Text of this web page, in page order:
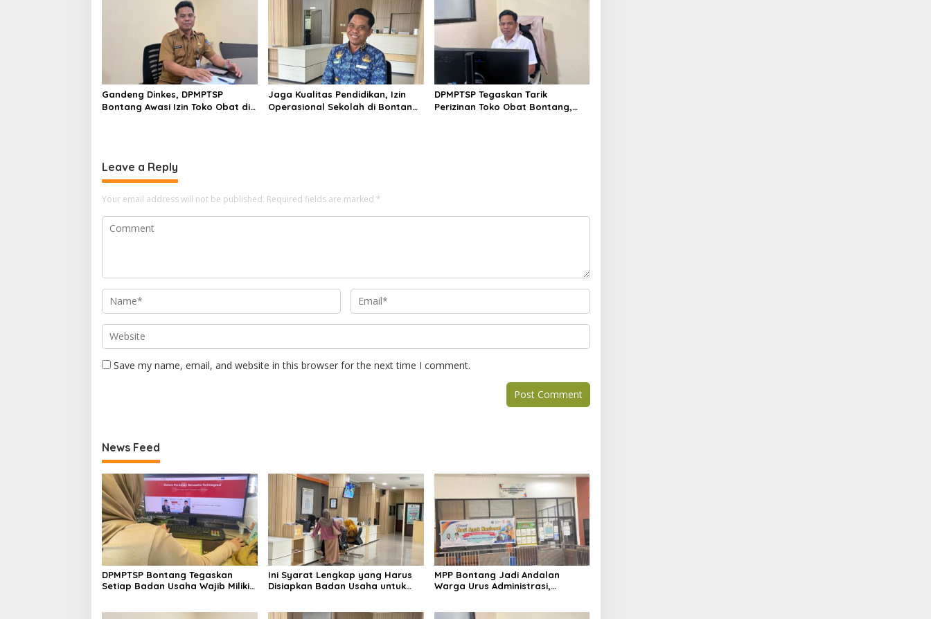
Gandeng Dinkes, DPMPTSP
Bontang Awasi Izin Toko Obat di
Jaga Kualitas Pendidikan, Izin
Operasional Sekolah di Bontang
DPMPTSP Tegaskan Tarik
Perizinan Toko Obat Bontang,
Leave a Reply
Your email address will not be published. Required fields are marked *
Save my name, email, and website in this browser for the next time I comment.
News Feed
DPMPTSP Bontang Tegaskan
Setiap Badan Usaha Wajib Miliki
Ini Syarat Lengkap yang Harus
Disiapkan Badan Usaha untuk
MPP Bontang Jadi Andalan
Warga Urus Administrasi,